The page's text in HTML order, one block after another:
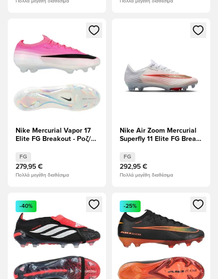
Ανοίγει ένα Modal για να συνδεθείτε ή να εγγραφείτε ως
Nike Mercurial Vapor 17
Elite FG Breakout - Ροζ/
FG
279,95 €
Πολλά μεγέθη διαθέσιμα
Ανοίγει ένα Modal για να
Nike Air Zoom Mercurial
Superfly 11 Elite FG Break
FG
292,95 €
Πολλά μεγέθη διαθέσιμα
Ανοίγει ένα Modal για να συνδεθείτε ή να εγγραφείτε ως
-40%
Ανοίγει ένα Modal για να
-25%